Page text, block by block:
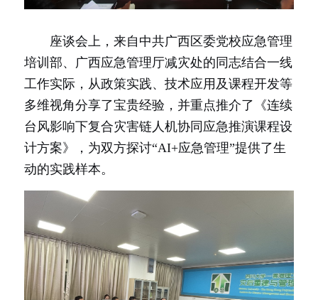
座谈会上，来自中共广西区委党校应急管理
培训部、广西应急管理厅减灾处的同志结合一线
工作实际，从政策实践、技术应用及课程开发等
多维视角分享了宝贵经验，并重点推介了《连续
台风影响下复合灾害链人机协同应急推演课程设
计方案》，为双方探讨“AI+应急管理”提供了生
动的实践样本。